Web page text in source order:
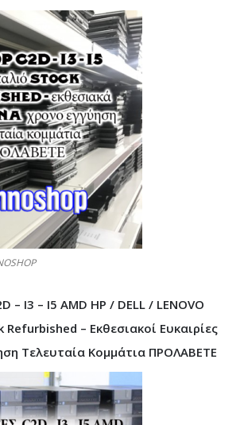
– I3 – I5 AMD HP / DELL / LENOVO
– Εκθεσιακοί Ευκαιρίες
Τελευταία Κομμάτια ΠΡΟΛΑΒΕΤΕ